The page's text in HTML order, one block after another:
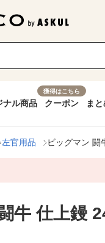
ナル商品
獲得はこちら
クーポン ま
左官用品 ビッグマン 闘
牛 仕上鏝